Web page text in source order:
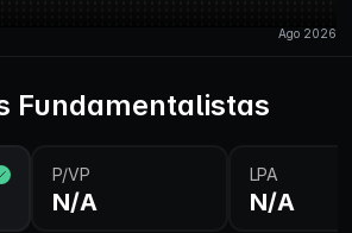
Fundamentalistas
P/VP
N/A
LPA
N/A